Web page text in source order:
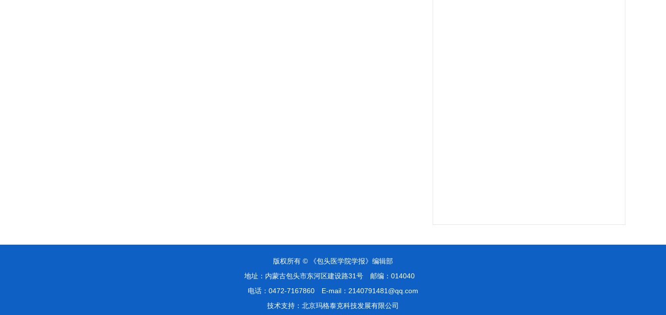
版权所有 © 《包头医学院学报》编辑部
地址：内蒙古包头市东河区建设路31号 邮编：014040
电话：0472-7167860 E-mail：2140791481@qq.com
技术支持： 北京玛格泰克科技发展有限公司